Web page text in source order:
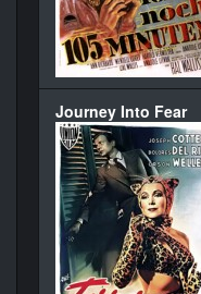
Journey Into Fear